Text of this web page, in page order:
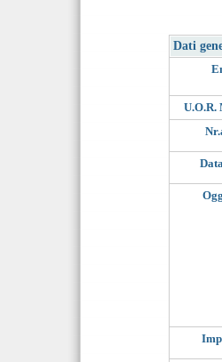
Dati
U.O.R.